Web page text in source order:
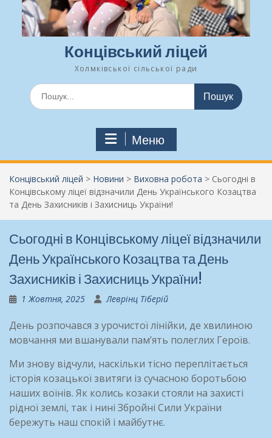
Концівський ліцей
Холмківської сільської ради
Шукати:
Меню
Концівський ліцей > Новини > Виховна робота > Сьогодні в
Концівському ліцеї відзначили День Українського Козацтва
та День Захисників і Захисниць України!
Сьогодні в Концівському ліцеї відзначили
День Українського Козацтва та День
Захисників і Захисниць України!
1 Жовтня, 2025 Леврінц Тіберій
День розпочався з урочистої лінійки, де хвилиною
мовчання ми вшанували пам’ять полеглих Героїв.
Ми знову відчули, наскільки тісно переплітається
історія козацької звитяги із сучасною боротьбою
наших воїнів. Як колись козаки стояли на захисті
рідної землі, так і нині Збройні Сили України
бережуть наш спокій і майбутнє.